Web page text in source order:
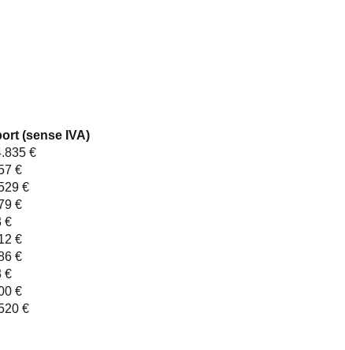
(sense IVA)
€
€
€
€
€
€
€
€
€
€